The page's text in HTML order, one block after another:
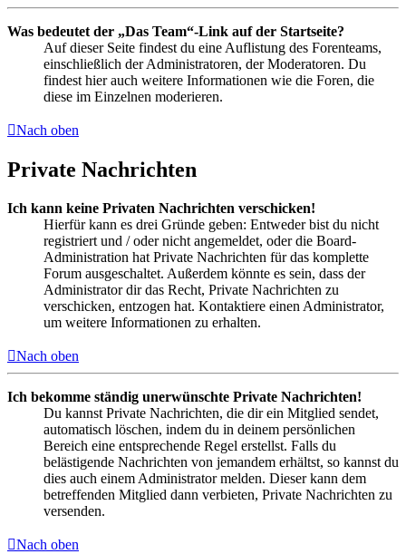
Was bedeutet der „Das Team“-Link auf der Startseite?
Auf dieser Seite findest du eine Auflistung des Forenteams,
einschließlich der Administratoren, der Moderatoren. Du
findest hier auch weitere Informationen wie die Foren, die
diese im Einzelnen moderieren.
Nach oben
Private Nachrichten
Ich kann keine Privaten Nachrichten verschicken!
Hierfür kann es drei Gründe geben: Entweder bist du nicht
registriert und / oder nicht angemeldet, oder die Board-
Administration hat Private Nachrichten für das komplette
Forum ausgeschaltet. Außerdem könnte es sein, dass der
Administrator dir das Recht, Private Nachrichten zu
verschicken, entzogen hat. Kontaktiere einen Administrator,
um weitere Informationen zu erhalten.
Nach oben
Ich bekomme ständig unerwünschte Private Nachrichten!
Du kannst Private Nachrichten, die dir ein Mitglied sendet,
automatisch löschen, indem du in deinem persönlichen
Bereich eine entsprechende Regel erstellst. Falls du
belästigende Nachrichten von jemandem erhältst, so kannst du
dies auch einem Administrator melden. Dieser kann dem
betreffenden Mitglied dann verbieten, Private Nachrichten zu
versenden.
Nach oben